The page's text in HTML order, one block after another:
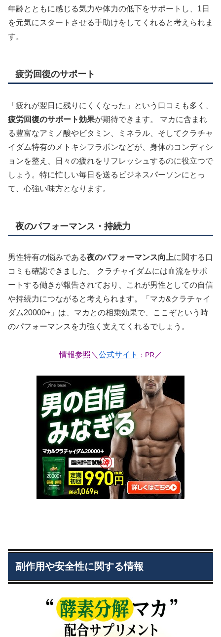
年齢とともに感じる気力や体力の低下をサポートし、1日
を元気にスタートさせる手助けをしてくれると考えられま
す。
疲労回復のサポート
「疲れが翌日に残りにくくなった」という口コミも多く、
疲労回復のサポート効果が期待できます。 マカに含まれ
る豊富なアミノ酸やビタミン、ミネラル、そしてクラチャ
イダム特有のメトキシフラボンなどが、身体のコンディシ
ョンを整え、日々の疲れをリフレッシュするのに役立つで
しょう。特に忙しい毎日を送るビジネスパーソンにとっ
て、心強い味方となります。
夜のパフォーマンス・持続力
男性特有の悩みである夜のパフォーマンス向上に関する口
コミも確認できました。 クラチャイダムには血流をサポ
ートする働きが報告されており、これが男性としての自信
や持続力につながると考えられます。「マカ&クラチャイ
ダム20000+」は、マカとの相乗効果で、ここぞという時
のパフォーマンスを力強く支えてくれるでしょう。
情報参照＼ 公式サイト ：PR ／
副作用や安全性に関する情報